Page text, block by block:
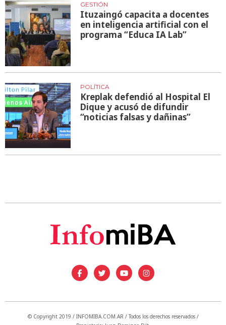
GESTIÓN
Ituzaingó capacita a docentes
en inteligencia artificial con el
programa “Educa IA Lab”
POLÍTICA
Kreplak defendió al Hospital El
Dique y acusó de difundir
“noticias falsas y dañinas”
© Copyright 2019 / INFOMIBA.COM.AR / Todos los derechos reservados /